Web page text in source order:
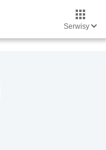
Serwisy